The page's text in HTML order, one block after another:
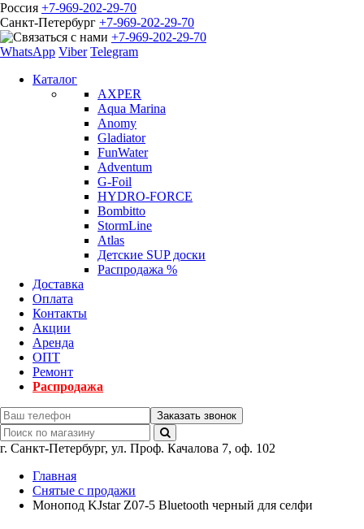
Россия +7-969-202-29-70
Санкт-Петербург +7-969-202-29-70
+7-969-202-29-70
WhatsApp Viber Telegram
Каталог
AXPER
Aqua Marina
Anomy
Gladiator
FunWater
Adventum
G-Foil
HYDRO-FORCE
Bombitto
StormLine
Atlas
Детские SUP доски
Распродажа %
Доставка
Оплата
Контакты
Акции
Аренда
ОПТ
Ремонт
Распродажа
Заказать звонок
г. Санкт-Петербург, ул. Проф. Качалова 7, оф. 102
Главная
Снятые с продажи
Монопод KJstar Z07-5 Bluetooth черный для селфи